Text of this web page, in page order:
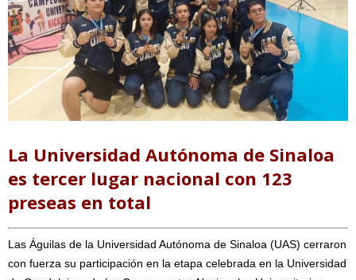
La Universidad Autónoma de Sinaloa
es tercer lugar nacional con 123
preseas en total
Las Águilas de la Universidad Autónoma de Sinaloa (UAS) cerraron
con fuerza su participación en la etapa celebrada en la Universidad